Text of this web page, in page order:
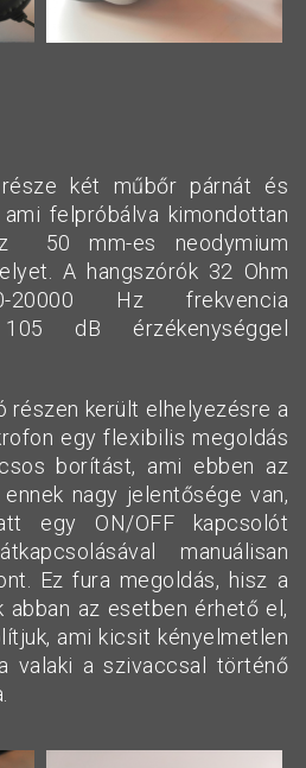
két műbőr párnát és
felpróbálva kimondottan
50 mm-es neodymium
A hangszórók 32 Ohm
20000 Hz frekvencia
dB érzékenységgel
részen került elhelyezésre a
egy flexibilis megoldás
borítást, ami ebben az
nagy jelentősége van,
egy ON/OFF kapcsolót
manuálisan
Ez fura megoldás, hisz a
abban az esetben érhető el,
ami kicsit kényelmetlen
valaki a szivaccsal történő